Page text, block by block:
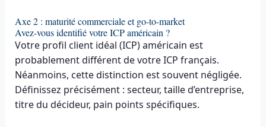
Axe 2 : maturité commerciale et go-to-market
Avez-vous identifié votre ICP américain ?
Votre profil client idéal (ICP) américain est
probablement différent de votre ICP français.
Néanmoins, cette distinction est souvent négligée.
Définissez précisément : secteur, taille d’entreprise,
titre du décideur, pain points spécifiques.